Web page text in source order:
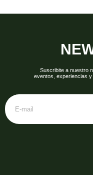
Suscribite a nuestro
eventos, experiencias